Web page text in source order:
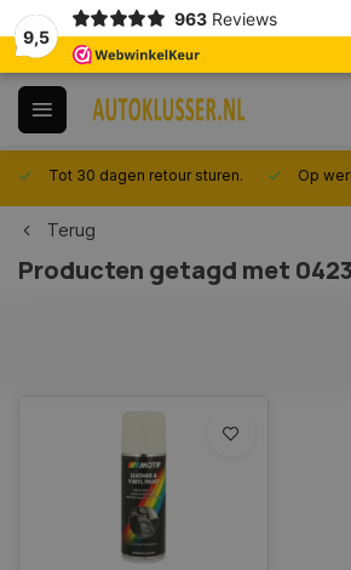
9,5
963 Reviews
Tot 30 dagen retour sturen. Op
Terug
Producten getagd met